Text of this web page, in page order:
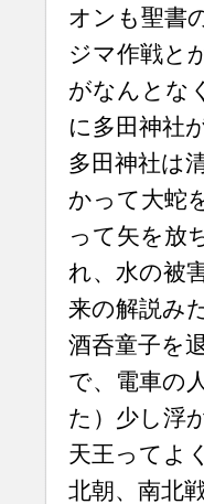
オンも聖書
ジマ作戦と
がなんとな
に多田神社
多田神社は
かって大蛇
って矢を放
れ、水の被
来の解説み
酒呑童子を
で、電車の
た）少し浮
天王ってよ
北朝、南北